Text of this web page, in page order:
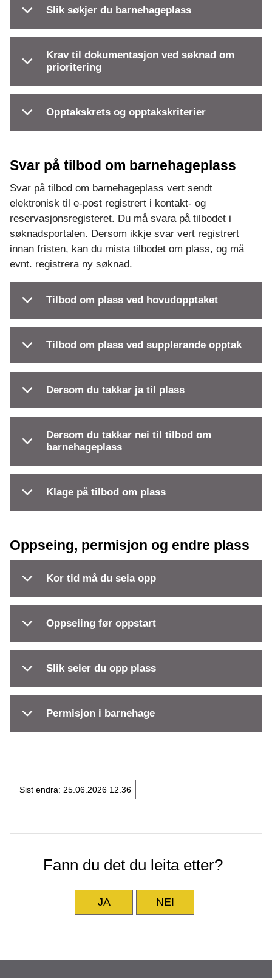
Slik søkjer du barnehageplass
Krav til dokumentasjon ved søknad om
prioritering
Opptakskrets og opptakskriterier
Svar på tilbod om barnehageplass
Svar på tilbod om barnehageplass vert sendt
elektronisk til e-post registrert i kontakt- og
reservasjonsregisteret. Du må svara på tilbodet i
søknadsportalen. Dersom ikkje svar vert registrert
innan fristen, kan du mista tilbodet om plass, og må
evnt. registrera ny søknad.
Tilbod om plass ved hovudopptaket
Tilbod om plass ved supplerande opptak
Dersom du takkar ja til plass
Dersom du takkar nei til tilbod om
barnehageplass
Klage på tilbod om plass
Oppseing, permisjon og endre plass
Kor tid må du seia opp
Oppseiing før oppstart
Slik seier du opp plass
Permisjon i barnehage
Sist endra 25.06.2026 12.36
Fann du det du leita etter?
JA NEI